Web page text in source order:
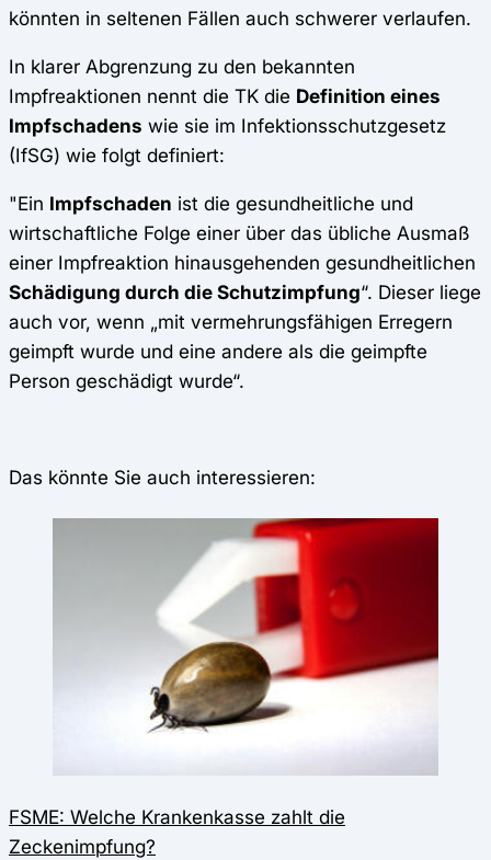
könnten in seltenen Fällen auch schwerer verlaufen.
In klarer Abgrenzung zu den bekannten
Impfreaktionen nennt die TK die Definition eines
Impfschadens wie sie im Infektionsschutzgesetz
(IfSG) wie folgt definiert:
"Ein Impfschaden ist die gesundheitliche und
wirtschaftliche Folge einer über das übliche Ausmaß
einer Impfreaktion hinausgehenden gesundheitlichen
Schädigung durch die Schutzimpfung“. Dieser liege
auch vor, wenn „mit vermehrungsfähigen Erregern
geimpft wurde und eine andere als die geimpfte
Person geschädigt wurde“.
Das könnte Sie auch interessieren:
FSME: Welche Krankenkasse zahlt die
Zeckenimpfung?